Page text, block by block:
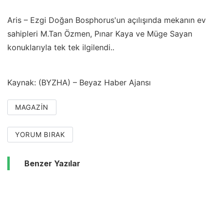
Aris – Ezgi Doğan Bosphorus'un açılışında mekanın ev
sahipleri M.Tan Özmen, Pınar Kaya ve Müge Sayan
konuklarıyla tek tek ilgilendi..
Kaynak: (BYZHA) – Beyaz Haber Ajansı
MAGAZIN
YORUM BIRAK
Benzer Yazılar